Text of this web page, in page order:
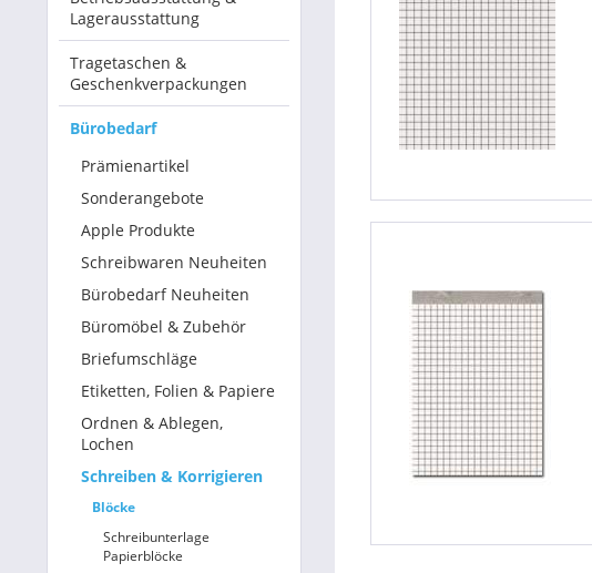
SALE %
Lagerausstattung
Tragetaschen &
Geschenkverpackungen
Bürobedarf
Prämienartikel
Sonderangebote
Apple Produkte
Schreibwaren Neuheiten
Bürobedarf Neuheiten
Büromöbel & Zubehör
Briefumschläge
Etiketten, Folien & Papiere
Ordnen & Ablegen,
Lochen
Schreiben & Korrigieren
Blöcke
Schreibunterlage
Papierblöcke